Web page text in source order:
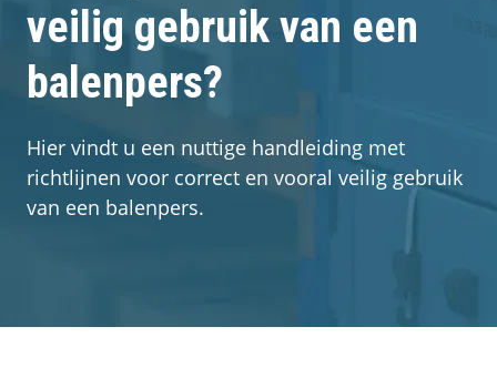
Klantcases
Contact
veilig gebruik van een
balenpers?
Hier vindt u een nuttige handleiding met
richtlijnen voor correct en vooral veilig gebruik
van een balenpers.